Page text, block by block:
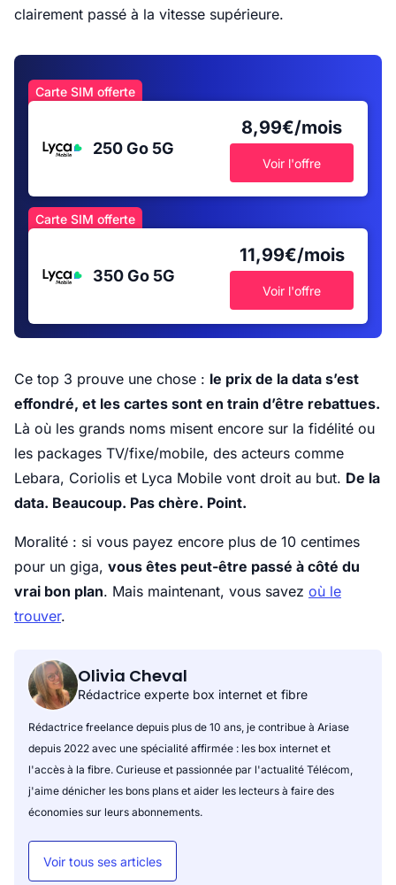
clairement passé à la vitesse supérieure.
Carte SIM offerte
250 Go 5G
8,99€/mois
Voir l'offre
Carte SIM offerte
350 Go 5G
11,99€/mois
Voir l'offre
Ce top 3 prouve une chose : le prix de la data s’est
effondré, et les cartes sont en train d’être rebattues.
Là où les grands noms misent encore sur la fidélité ou
les packages TV/fixe/mobile, des acteurs comme
Lebara, Coriolis et Lyca Mobile vont droit au but. De la
data. Beaucoup. Pas chère. Point.
Moralité : si vous payez encore plus de 10 centimes
pour un giga, vous êtes peut-être passé à côté du
vrai bon plan. Mais maintenant, vous savez où le
trouver.
Olivia Cheval
Rédactrice experte box internet et fibre
Rédactrice freelance depuis plus de 10 ans, je contribue à Ariase
depuis 2022 avec une spécialité affirmée : les box internet et
l'accès à la fibre. Curieuse et passionnée par l'actualité Télécom,
j'aime dénicher les bons plans et aider les lecteurs à faire des
économies sur leurs abonnements.
Voir tous ses articles